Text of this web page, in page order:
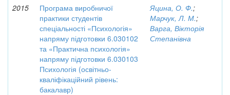
2015
Програма виробничої
практики студентів
спеціальності «Психологія»
напряму підготовки 6.030102
та «Практична психологія»
напряму підготовки 6.030103
Психологія (освітньо-
кваліфікаційний рівень:
бакалавр)
Яцина, О. Ф.;
Марчук, Л. М.;
Варга, Вікторія
Степанівна